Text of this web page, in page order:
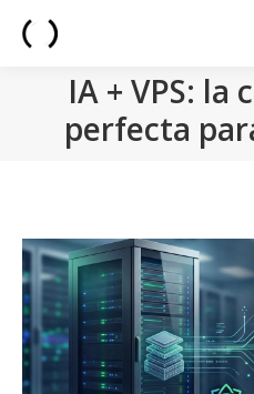
IA + VPS: la
perfecta